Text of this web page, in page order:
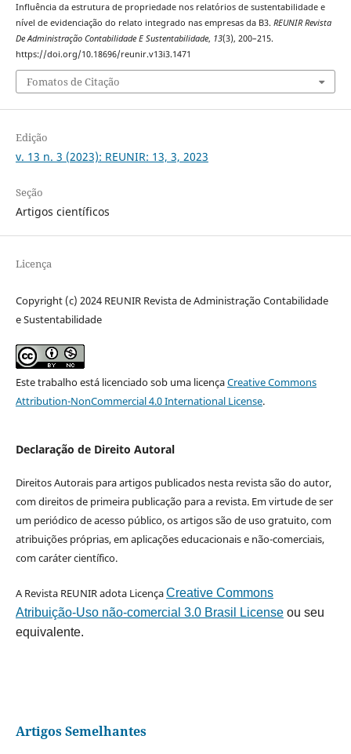
Influência da estrutura de propriedade nos relatórios de sustentabilidade e
nível de evidenciação do relato integrado nas empresas da B3. REUNIR Revista
De Administração Contabilidade E Sustentabilidade, 13(3), 200–215.
https://doi.org/10.18696/reunir.v13i3.1471
Fomatos de Citação
Edição
v. 13 n. 3 (2023): REUNIR: 13, 3, 2023
Seção
Artigos científicos
Licença
Copyright (c) 2024 REUNIR Revista de Administração Contabilidade
e Sustentabilidade
Este trabalho está licenciado sob uma licençaCreative Commons
Attribution-NonCommercial 4.0 International License.
Declaração de Direito Autoral
Direitos Autorais para artigos publicados nesta revista são do autor,
com direitos de primeira publicação para a revista. Em virtude de ser
um periódico de acesso público, os artigos são de uso gratuito, com
atribuições próprias, em aplicações educacionais e não-comerciais,
com caráter científico.
A Revista REUNIR adota LicençaCreative Commons
Atribuição-Uso não-comercial 3.0 Brasil Licenseou seu
equivalente.
Artigos Semelhantes